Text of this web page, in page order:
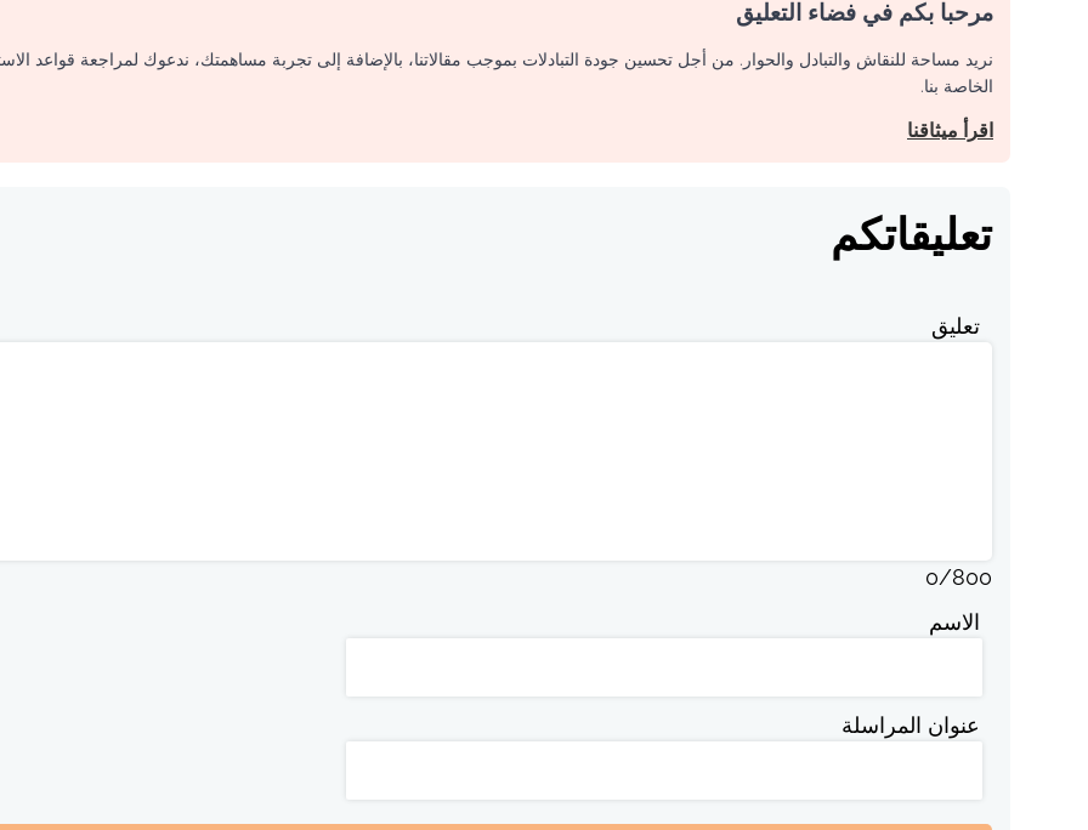
مرحبا بكم في فضاء التعليق
نريد مساحة للنقاش والتبادل والحوار. من أجل تحسين جودة التبادلات بموجب مقالاتنا، بالإضافة إلى تجربة مساهمتك، ندعوك لمراجعة قواعد
الخاصة بنا.
اقرأ ميثاقنا
تعليقاتكم
تعليق
0/800
الاسم
عنوان المراسلة